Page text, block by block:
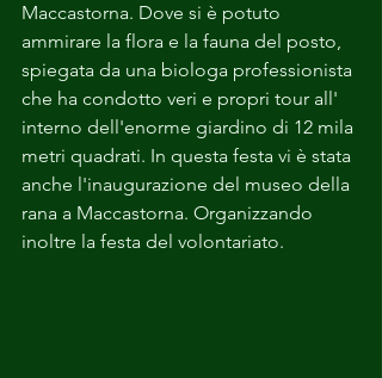
Maccastorna. Dove si è potuto
ammirare la flora e la fauna del posto,
spiegata da una biologa professionista
che ha condotto veri e propri tour all'
interno dell'enorme giardino di 12 mila
metri quadrati. In questa festa vi è stata
anche l'inaugurazione del museo della
rana a Maccastorna. Organizzando
inoltre la festa del volontariato.